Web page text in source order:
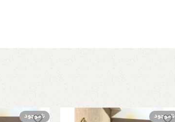
ناموجود ناموجود